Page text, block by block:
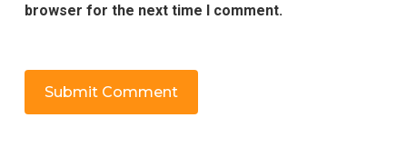
browser for the next time I comment.